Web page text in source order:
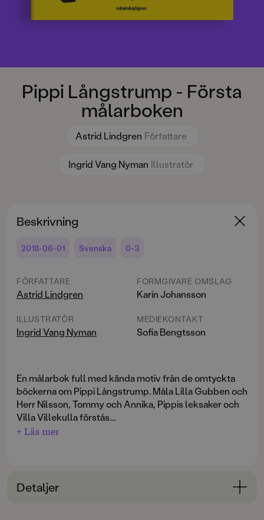
Pippi Långstrump - Första
målarboken
Astrid Lindgren Författare
Ingrid Vang Nyman Illustratör
Beskrivning
2018-06-01 Svenska 0-3
FÖRFATTARE
Astrid Lindgren
ILLUSTRATÖR
Ingrid Vang Nyman
FORMGIVARE OMSLAG
Karin Johansson
MEDIEKONTAKT
Sofia Bengtsson
En målarbok full med kända motiv från de omtyckta
böckerna om Pippi Långstrump. Måla Lilla Gubben och
Herr Nilsson, Tommy och Annika, Pippis leksaker och
Villa Villekulla förstås.
+ Läs mer
Detaljer